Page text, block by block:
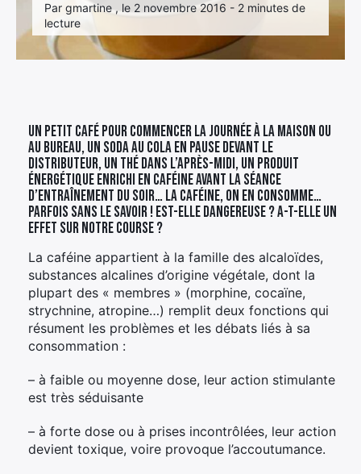
Par gmartine , le 2 novembre 2016 - 2 minutes de
lecture
Un petit café pour commencer la journée à la maison ou
au bureau, un soda au Cola en pause devant le
distributeur, un thé dans l’après-midi, un produit
énergétique enrichi en caféine avant la séance
d’entraînement du soir… la caféine, on en consomme…
parfois sans le savoir ! Est-elle dangereuse ? A-t-elle un
effet sur notre course ?
La caféine appartient à la famille des alcaloïdes,
substances alcalines d’origine végétale, dont la
plupart des « membres » (morphine, cocaïne,
strychnine, atropine…) remplit deux fonctions qui
résument les problèmes et les débats liés à sa
consommation :
– à faible ou moyenne dose, leur action stimulante
est très séduisante
– à forte dose ou à prises incontrôlées, leur action
devient toxique, voire provoque l’accoutumance.